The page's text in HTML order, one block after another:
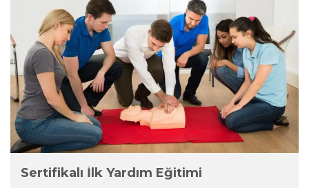
Sertifikalı İlk Yardım Eğitimi